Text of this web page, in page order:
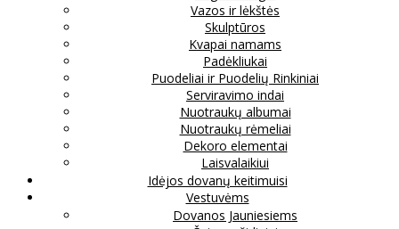
Vazos ir lėkštės
Skulptūros
Kvapai namams
Padėkliukai
Puodeliai ir Puodelių Rinkiniai
Serviravimo indai
Nuotraukų albumai
Nuotraukų rėmeliai
Dekoro elementai
Laisvalaikiui
Idėjos dovanų keitimuisi
Vestuvėms
Dovanos Jauniesiems